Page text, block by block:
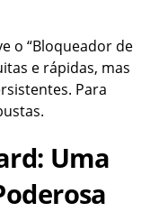
o “Bloqueador de
e rápidas, mas
Para
Uma